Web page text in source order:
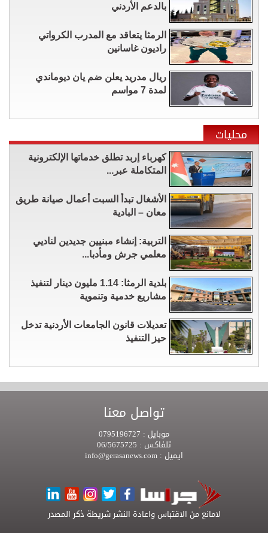
بالدعم الأردني
الرمثا يتعاقد مع المدرب الكرواتي
راديون غاسانين
ريال مدريد يعلن ضم يان ديوماندي
لمدة 7 مواسم
محليات
كهرباء إربد تطلق خدماتها الإلكترونية
المتكاملة عبر...
الأشغال تبدأ السبت أعمال صيانة طريق
معان – البادية
التربية: إنشاء مبنيين جديدين لناديي
معلمي جرش ومأدبا...
بلدية الرمثا: 1.14 مليون دينار لتنفيذ
مشاريع خدمية وتنموية
تعديلات قانون الجامعات الأردنية تدخل
حيز التنفيذ
تواصل معنا
موبايل :
تلفاكس :
ايميل :
لامانع من الاقتباس واعادة النشر شريطة ذكر المصدر